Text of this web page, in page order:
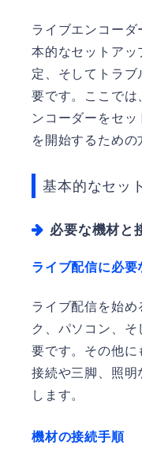
ライブエンコー
本的なセットアッ
定、そしてトラ
要です。ここでは
ンコーダーをセ
を開始するための
基本的なセッ
必要な機材と
ライブ配信に必要
ライブ配信を始め
ク、パソコン、
要です。その他に
接続や三脚、照明
します。
機材の接続手順